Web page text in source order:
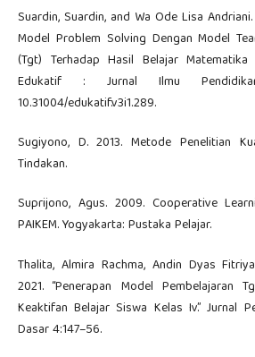
Suardin, Suardin, and Wa Ode Lisa
Model Problem Solving Dengan Model
(Tgt) Terhadap Hasil Belajar Matematika
Edukatif : Jurnal Ilmu
10.31004/edukatif.v3i1.289.
Sugiyono, D. 2013. Metode Penelitian
Tindakan.
Suprijono, Agus. 2009. Cooperative
PAIKEM. Yogyakarta: Pustaka Pelajar.
Thalita, Almira Rachma, Andin Dyas
2021. “Penerapan Model Pembelajaran
Keaktifan Belajar Siswa Kelas Iv.” Jurnal
Dasar 4:147–56.